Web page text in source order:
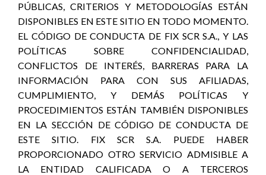
PÚBLICAS, CRITERIOS Y METODOLOGÍAS ESTÁN
DISPONIBLES EN ESTE SITIO EN TODO MOMENTO.
EL CÓDIGO DE CONDUCTA DE FIX SCR S.A., Y LAS
POLÍTICAS SOBRE CONFIDENCIALIDAD,
CONFLICTOS DE INTERÉS, BARRERAS PARA LA
INFORMACIÓN PARA CON SUS AFILIADAS,
CUMPLIMIENTO, Y DEMÁS POLÍTICAS Y
PROCEDIMIENTOS ESTÁN TAMBIÉN DISPONIBLES
EN LA SECCIÓN DE CÓDIGO DE CONDUCTA DE
ESTE SITIO. FIX SCR S.A. PUEDE HABER
PROPORCIONADO OTRO SERVICIO ADMISIBLE A
LA ENTIDAD CALIFICADA O A TERCEROS